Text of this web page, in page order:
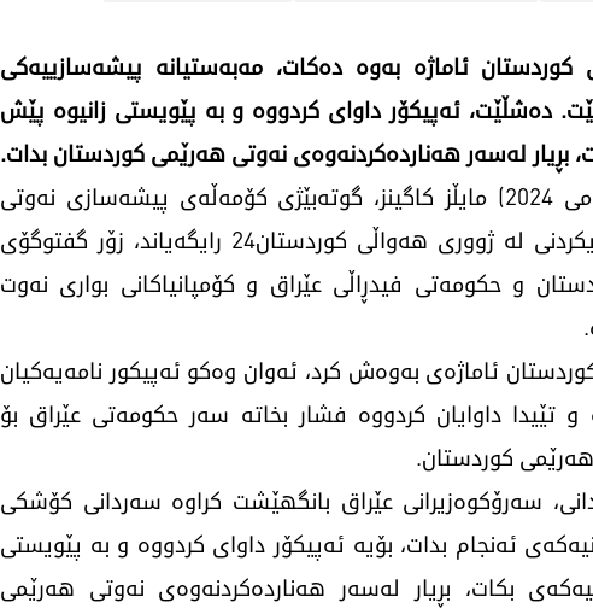
ئاماژه‌ به‌وه‌ ده‌كات، مه‌به‌ستیانه‌ پیشه‌سازییه‌كی
ده‌شڵێت، ئه‌پیكۆر داوای كردووه‌ و به‌ پێویستی زانیوه‌ پێش
بڕیار له‌سه‌ر هه‌نارده‌كردنه‌وه‌ی نه‌وتی هه‌رێمی كوردستان بدات.
ئه‌مڕۆ (سێشه‌ممه‌ 30ـی كانوونی دووه‌می 2024) مایڵز كاگینز، گوته‌بێژی كۆمه‌ڵه‌ی پیشه‌سازی نه‌وتی
كوردستان (ئه‌پیكۆر)، لەمیانەی بەشداریکردنی لە ژووری هەواڵی کوردستان24 رایگەیاند، زۆر گفتوگۆی
و حكومه‌تی فیدڕاڵی عێراق و كۆمپانیاكانی بواری نه‌وت
ئاماژه‌ی به‌وه‌ش كرد، ئه‌وان وه‌كو ئه‌پیكور نامه‌یه‌كیان
تێیدا داوایان كردووه‌ فشار بخاته‌ سه‌ر حكومه‌تی عێراق بۆ
كوردستان.
سه‌رۆكوه‌زیرانی عێراق بانگهێشت كراوه‌ سه‌ردانی كۆشكی
ئه‌نجام بدات، بۆیه‌ ئه‌پیكۆر داوای كردووه‌ و به‌ پێویستی
بكات، بڕیار له‌سه‌ر هه‌نارده‌كردنه‌وه‌ی نه‌وتی هه‌رێمی